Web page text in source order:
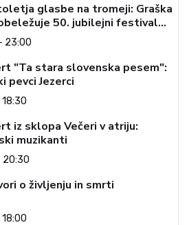
glasbe na tromeji: Graška
50. jubilejni festival
zabavne glasbe
23:00
"Ta stara slovenska pesem":
pevci Jezerci
iz sklopa Večeri v atriju:
muzikanti
20:30
o življenju in smrti